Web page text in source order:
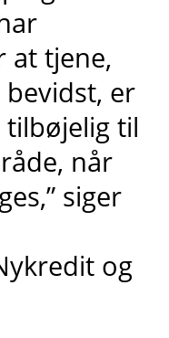
at tjene,
er
til
når
siger
og